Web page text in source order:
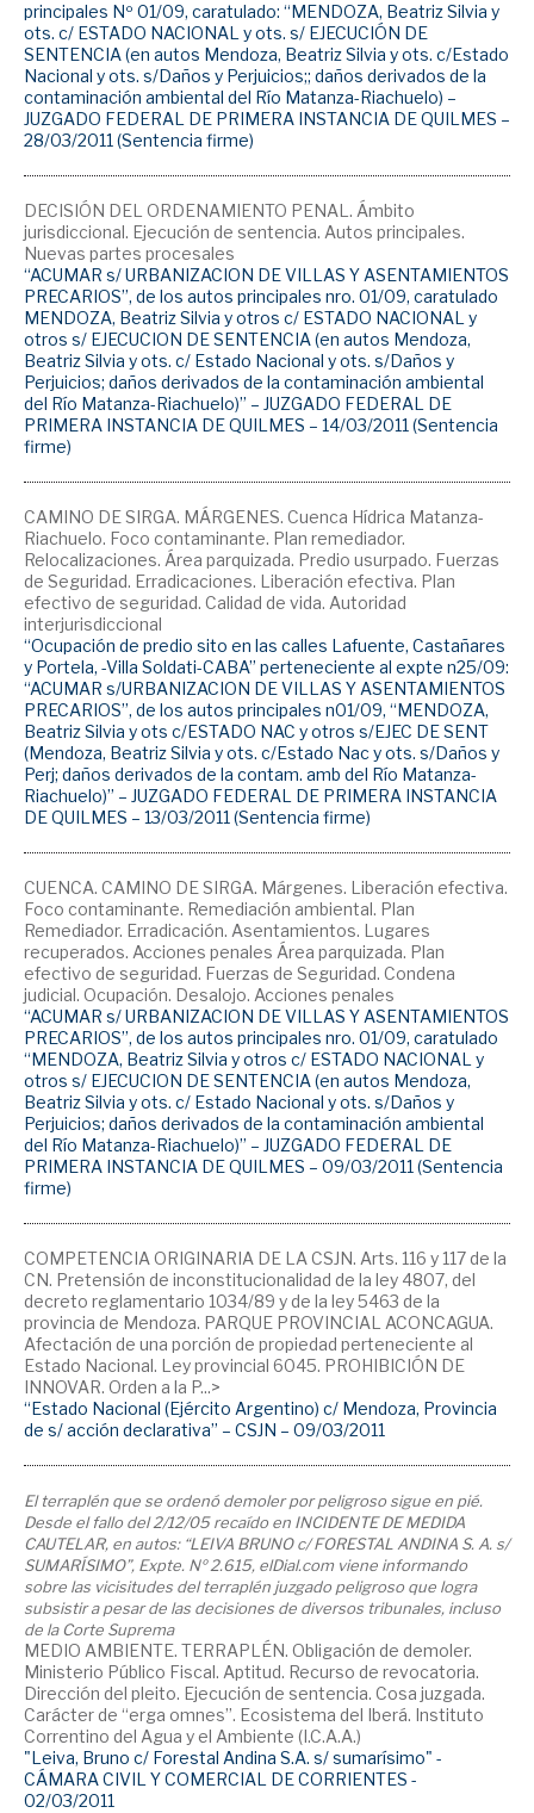
principales Nº 01/09, caratulado: “MENDOZA, Beatriz Silvia y
ots. c/ ESTADO NACIONAL y ots. s/ EJECUCIÓN DE
SENTENCIA (en autos Mendoza, Beatriz Silvia y ots. c/Estado
Nacional y ots. s/Daños y Perjuicios;; daños derivados de la
contaminación ambiental del Río Matanza-Riachuelo) –
JUZGADO FEDERAL DE PRIMERA INSTANCIA DE QUILMES –
28/03/2011 (Sentencia firme)
DECISIÓN DEL ORDENAMIENTO PENAL. Ámbito
jurisdiccional. Ejecución de sentencia. Autos principales.
Nuevas partes procesales
“ACUMAR s/ URBANIZACION DE VILLAS Y ASENTAMIENTOS
PRECARIOS”, de los autos principales nro. 01/09, caratulado
MENDOZA, Beatriz Silvia y otros c/ ESTADO NACIONAL y
otros s/ EJECUCION DE SENTENCIA (en autos Mendoza,
Beatriz Silvia y ots. c/ Estado Nacional y ots. s/Daños y
Perjuicios; daños derivados de la contaminación ambiental
del Río Matanza-Riachuelo)” – JUZGADO FEDERAL DE
PRIMERA INSTANCIA DE QUILMES – 14/03/2011 (Sentencia
firme)
CAMINO DE SIRGA. MÁRGENES. Cuenca Hídrica Matanza-
Riachuelo. Foco contaminante. Plan remediador.
Relocalizaciones. Área parquizada. Predio usurpado. Fuerzas
de Seguridad. Erradicaciones. Liberación efectiva. Plan
efectivo de seguridad. Calidad de vida. Autoridad
interjurisdiccional
“Ocupación de predio sito en las calles Lafuente, Castañares
y Portela, -Villa Soldati-CABA” perteneciente al expte n25/09:
“ACUMAR s/URBANIZACION DE VILLAS Y ASENTAMIENTOS
PRECARIOS”, de los autos principales n01/09, “MENDOZA,
Beatriz Silvia y ots c/ESTADO NAC y otros s/EJEC DE SENT
(Mendoza, Beatriz Silvia y ots. c/Estado Nac y ots. s/Daños y
Perj; daños derivados de la contam. amb del Río Matanza-
Riachuelo)” – JUZGADO FEDERAL DE PRIMERA INSTANCIA
DE QUILMES – 13/03/2011 (Sentencia firme)
CUENCA. CAMINO DE SIRGA. Márgenes. Liberación efectiva.
Foco contaminante. Remediación ambiental. Plan
Remediador. Erradicación. Asentamientos. Lugares
recuperados. Acciones penales Área parquizada. Plan
efectivo de seguridad. Fuerzas de Seguridad. Condena
judicial. Ocupación. Desalojo. Acciones penales
“ACUMAR s/ URBANIZACION DE VILLAS Y ASENTAMIENTOS
PRECARIOS”, de los autos principales nro. 01/09, caratulado
“MENDOZA, Beatriz Silvia y otros c/ ESTADO NACIONAL y
otros s/ EJECUCION DE SENTENCIA (en autos Mendoza,
Beatriz Silvia y ots. c/ Estado Nacional y ots. s/Daños y
Perjuicios; daños derivados de la contaminación ambiental
del Río Matanza-Riachuelo)” – JUZGADO FEDERAL DE
PRIMERA INSTANCIA DE QUILMES – 09/03/2011 (Sentencia
firme)
COMPETENCIA ORIGINARIA DE LA CSJN. Arts. 116 y 117 de la
CN. Pretensión de inconstitucionalidad de la ley 4807, del
decreto reglamentario 1034/89 y de la ley 5463 de la
provincia de Mendoza. PARQUE PROVINCIAL ACONCAGUA.
Afectación de una porción de propiedad perteneciente al
Estado Nacional. Ley provincial 6045. PROHIBICIÓN DE
INNOVAR. Orden a la P...>
“Estado Nacional (Ejército Argentino) c/ Mendoza, Provincia
de s/ acción declarativa” – CSJN – 09/03/2011
El terraplén que se ordenó demoler por peligroso sigue en pié.
Desde el fallo del 2/12/05 recaído en INCIDENTE DE MEDIDA
CAUTELAR, en autos: “LEIVA BRUNO c/ FORESTAL ANDINA S. A. s/
SUMARÍSIMO”, Expte. Nº 2.615, elDial.com viene informando
sobre las vicisitudes del terraplén juzgado peligroso que logra
subsistir a pesar de las decisiones de diversos tribunales, incluso
de la Corte Suprema
MEDIO AMBIENTE. TERRAPLÉN. Obligación de demoler.
Ministerio Público Fiscal. Aptitud. Recurso de revocatoria.
Dirección del pleito. Ejecución de sentencia. Cosa juzgada.
Carácter de “erga omnes”. Ecosistema del Iberá. Instituto
Correntino del Agua y el Ambiente (I.C.A.A.)
"Leiva, Bruno c/ Forestal Andina S.A. s/ sumarísimo" -
CÁMARA CIVIL Y COMERCIAL DE CORRIENTES -
02/03/2011